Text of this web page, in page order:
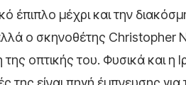
έπιπλο μέχρι και την
ο σκηνοθέτης Christopher
της οπτικής του. Φυσικά και